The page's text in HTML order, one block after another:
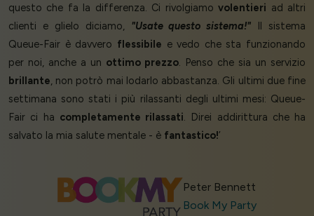
questo che fa la differenza. Ci rivolgiamovolentieri ad altri
clienti e glielo diciamo, "Usate questo sistema!" Il sistema
Queue-Fair è davvero flessibile e vedo che sta funzionando
per noi, anche a un ottimo prezzo. Penso che sia un servizio
brillante, non potrò mai lodarlo abbastanza. Gli ultimi due fine
settimana sono stati i più rilassanti degli ultimi mesi: Queue-
Fair ci ha completamente rilassati. Direi addirittura che ha
salvato la mia salute mentale - è fantastico!’
Peter Bennett
Book My Party